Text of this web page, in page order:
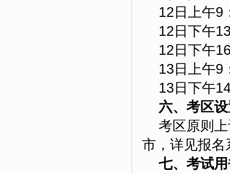
12日上午9
12日下午
12日下午
13日上午9
13日下午
六、考区
考区原则上
市，详见报名
七、考试